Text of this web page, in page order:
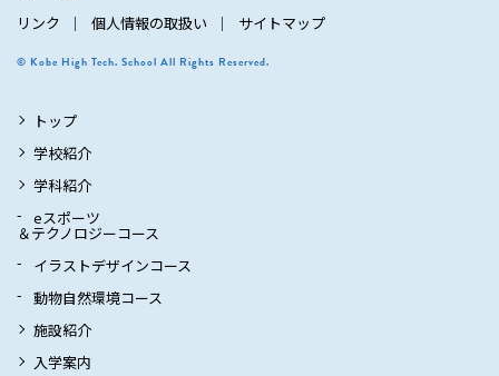
リンク 個人情報の取扱い サイトマップ
© Kobe High Tech. School All Rights Reserved.
トップ
学校紹介
学科紹介
eスポーツ
＆テクノロジーコース
イラストデザインコース
動物自然環境コース
施設紹介
入学案内